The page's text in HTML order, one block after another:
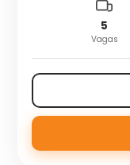
5
Vagas